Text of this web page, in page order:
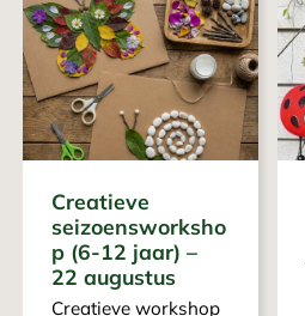
Creatieve
seizoensworksho
p (6-12 jaar) –
22 augustus
Creatieve workshop